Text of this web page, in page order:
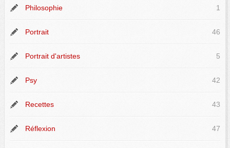
Philosophie 1
Portrait 46
Portrait d'artistes 5
Psy 42
Recettes 43
Réflexion 47